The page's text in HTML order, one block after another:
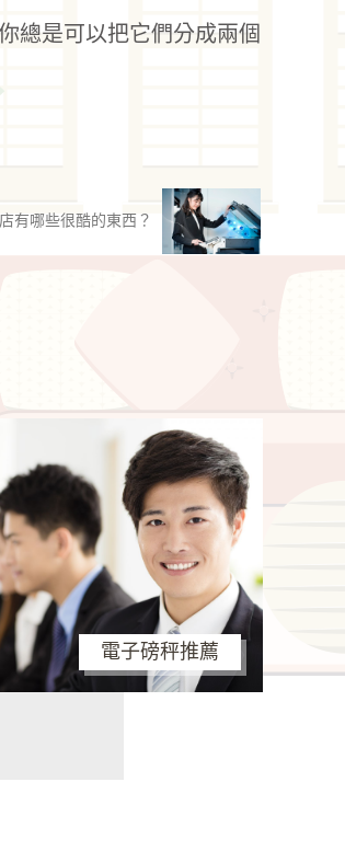
總是可以把它們分成兩個
有哪些很酷的東西？
電子磅秤推薦